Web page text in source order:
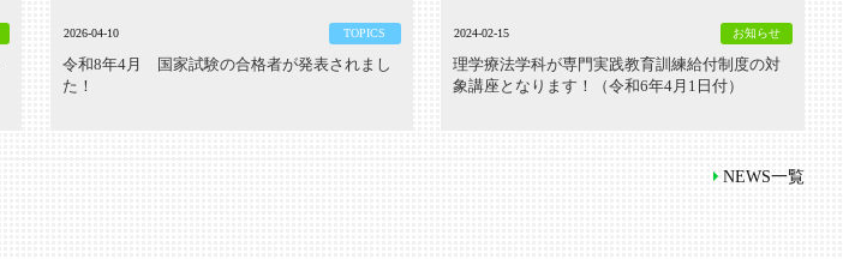
2026-04-10 TOPICS
令和8年4月 国家試験の合格者が発表されまし
た！
2024-02-15 お知らせ
理学療法学科が専門実践教育訓練給付制度の対
象講座となります！（令和6年4月1日付）
NEWS一覧